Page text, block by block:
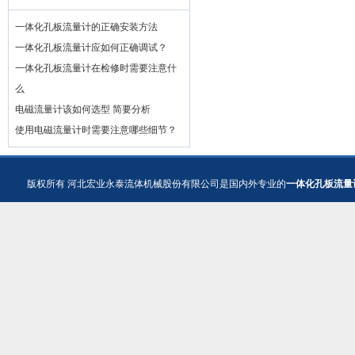
一体化孔板流量计的正确安装方法
一体化孔板流量计应如何正确调试？
一体化孔板流量计在检修时需要注意什
么
电磁流量计该如何选型 简要分析
使用电磁流量计时需要注意哪些细节？
版权所有 河北宏业永泰流体机械股份有限公司是国内外专业的一体化孔板流量